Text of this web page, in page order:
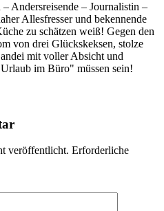
Andersreisende – Journalistin –
Allesfresser und bekennende
zu schätzen weiß! Gegen den
von drei Glückskeksen, stolze
mit voller Absicht und
im Büro" müssen sein!
veröffentlicht. Erforderliche